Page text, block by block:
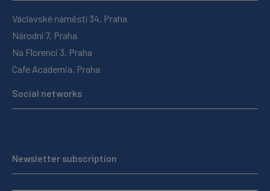
Václavské náměstí 34, Praha
Národní 7, Praha
Na Florenci 3, Praha
Cafe Academia, Praha
Social networks
Newsletter subscription